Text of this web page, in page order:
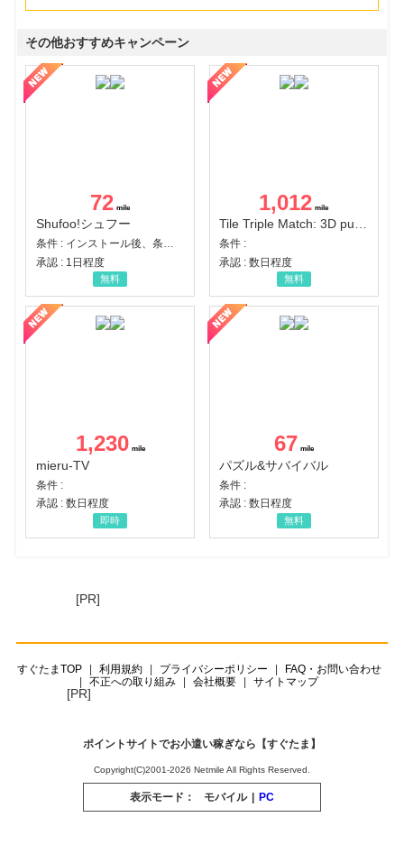
その他おすすめキャンペーン
72
Shufoo!シュフー
条件 : インストール後、条件達成
承認 : 1日程度
無料
1,012
Tile Triple Match: 3D puzzle
条件 :
承認 : 数日程度
無料
1,230
mieru-TV
条件 :
承認 : 数日程度
即時
67
パズル&サバイバル
条件 :
承認 : 数日程度
無料
[PR]
すぐたまTOP 利用規約 プライバシーポリシー
FAQ・お問い合わせ
不正への取り組み
会社概要 サイトマップ
[PR]
ポイントサイトでお小遣い稼ぎなら【すぐたま】
Copyright(C)2001-2026 Netmile All Rights Reserved.
表示モード： モバイル | PC